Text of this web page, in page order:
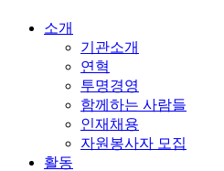
소개
기관소개
연혁
투명경영
함께하는 사람들
인재채용
자원봉사자 모집
활동